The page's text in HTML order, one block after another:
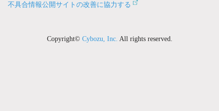
不具合情報公開サイトの改善に協力する
Copyright© Cybozu, Inc. All rights reserved.